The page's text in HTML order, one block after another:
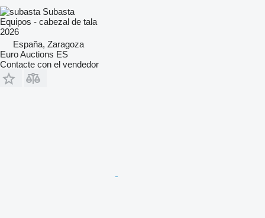
Subasta
Equipos - cabezal de tala
2026
España, Zaragoza
Euro Auctions ES
Contacte con el vendedor